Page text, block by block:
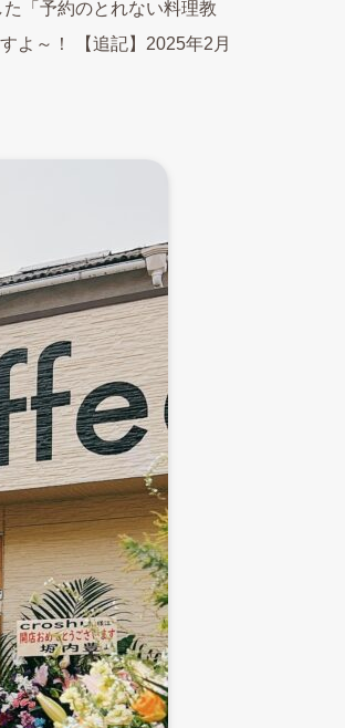
「予約のとれない料理教
よ～！ 【追記】2025年2月